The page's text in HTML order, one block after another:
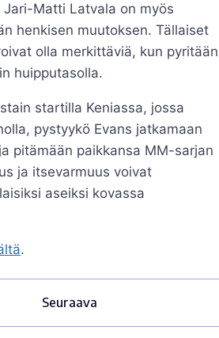
Jari-Matti Latvala on myös
henkisen muutoksen. Tällaiset
olla merkittäviä, kun pyritään
huipputasolla.
startilla Keniassa, jossa
pystyykö Evans jatkamaan
pitämään paikkansa MM-sarjan
ja itsevarmuus voivat
aseiksi kovassa
.
Seuraava